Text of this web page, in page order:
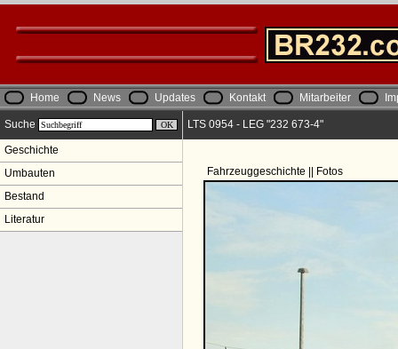
Home News Updates Kontakt Mitarbeiter
Suche
Geschichte
Umbauten
Bestand
Literatur
LTS 0954 - LEG "232 673-4"
Fahrzeuggeschichte || Fotos